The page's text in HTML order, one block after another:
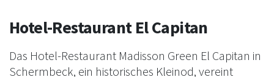
Hotel-Restaurant El Capitan
Das Hotel-Restaurant Madisson Green El Capitan in
Schermbeck, ein historisches Kleinod, vereint